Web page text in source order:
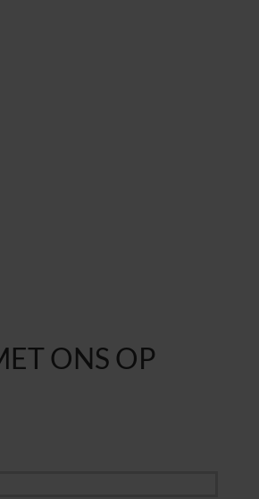
ONS OP